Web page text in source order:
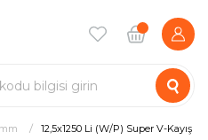
12,5x1250 Li (W/P) Super V-Kayış